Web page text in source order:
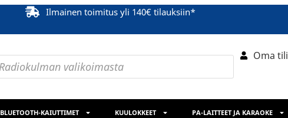
Ilmainen toimitus yli 140€ tilauksiin*
Oma tili
BLUETOOTH-KAIUTTIMET KUULOKKEET PA-LAITTEET JA KARAOKE